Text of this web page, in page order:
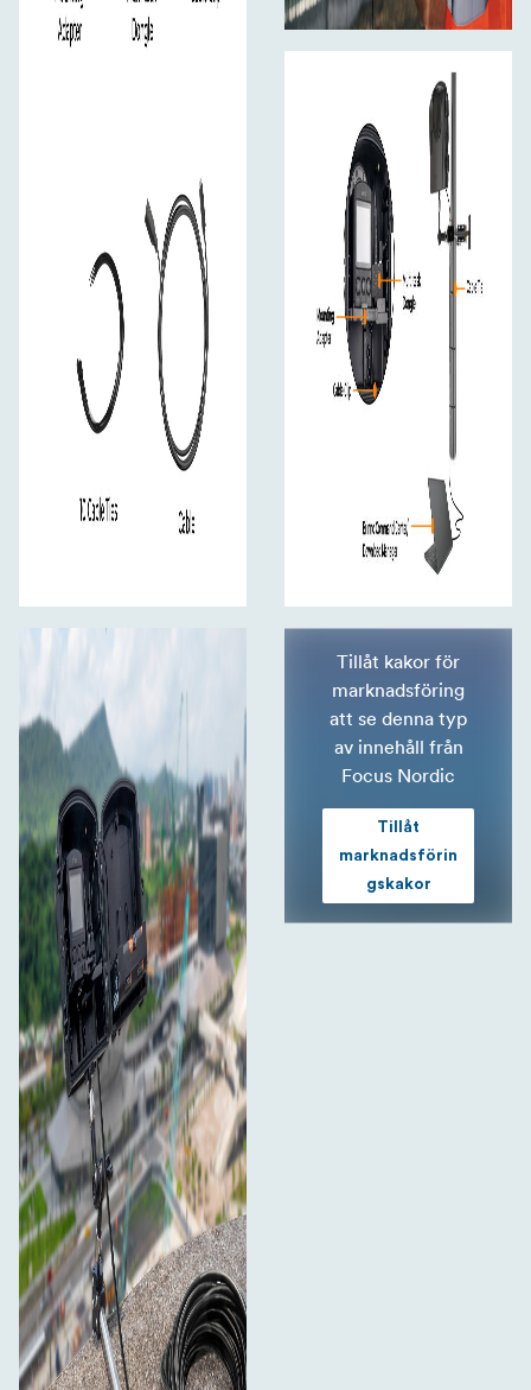
Tillåt kakor för
marknadsföring
att se denna typ
av innehåll från
Focus Nordic
Tillåt
marknadsförin
gskakor